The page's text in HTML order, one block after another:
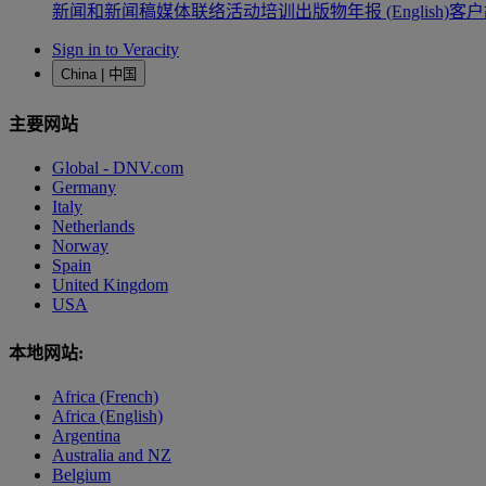
新闻和新闻稿媒体联络活动培训 出版物年报 (English)客
Sign in to Veracity
China | 中国
主要网站
Global - DNV.com
Germany
Italy
Netherlands
Norway
Spain
United Kingdom
USA
本地网站:
Africa (French)
Africa (English)
Argentina
Australia and NZ
Belgium